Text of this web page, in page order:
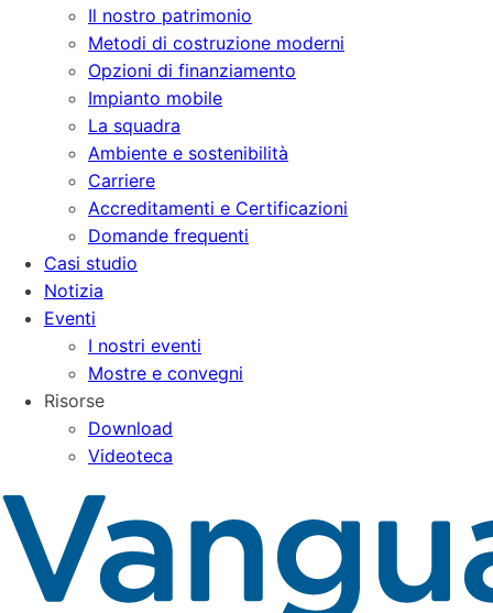
Il nostro patrimonio
Metodi di costruzione moderni
Opzioni di finanziamento
Impianto mobile
La squadra
Ambiente e sostenibilità
Carriere
Accreditamenti e Certificazioni
Domande frequenti
Casi studio
Notizia
Eventi
I nostri eventi
Mostre e convegni
Risorse
Download
Videoteca